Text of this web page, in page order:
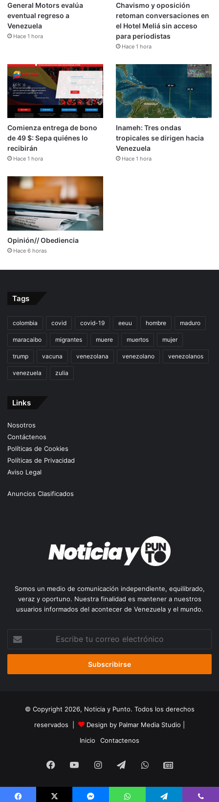
General Motors evalúa
eventual regreso a
Venezuela
Hace 1 hora
Chavismo y oposición
retoman conversaciones en
el Hotel Meliá sin acceso
para periodistas
Hace 1 hora
Comienza entrega de bono
de 49 $: Sepa quiénes lo
recibirán
Hace 1 hora
Inameh: Tres ondas
tropicales se dirigen hacia
Venezuela
Hace 1 hora
Opinión// Obediencia
Hace 6 horas
Tags
colombia covid covid-19 eeuu hombre maduro
maracaibo migrantes muere muertos mujer
trump vacuna venezolana venezolano venezolanos
venezuela zulia
Links
Nosotros
Contáctenos
Políticas de Cookies
Políticas de Privacidad
Aviso Legal
Anuncios Clasificados
Somos un medio de comunicación independiente, equilibrado,
veraz y oportuno. Nuestra finalidad es mantener a nuestros
usuarios informados del acontecer de Venezuela y el mundo.
correo
© Copyright 2026, Noticia y Punto. Todos los derechos
reservados |
Design by Palmar Media Studio
Inicio
Contactenos
Facebook
YouTubeInstagramTelegramWhatsApp
Google
Noticias